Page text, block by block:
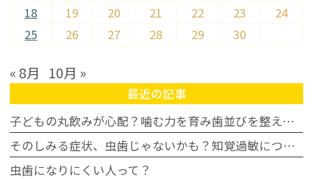
18
19 20 21 22 23
24
25
26 27 28 29 30
« 8月 10月 »
最近の記事
子どもの丸飲みが心配？噛む力を育み歯並びを整える家庭の習慣
そのしみる症状、虫歯じゃないかも？知覚過敏について
虫歯になりにくい人って？